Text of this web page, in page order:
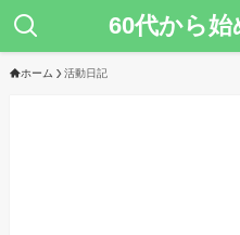
60代から始
ホーム 活動日記